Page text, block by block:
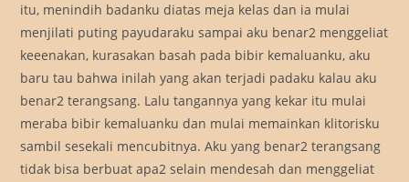
itu, menindih badanku diatas meja kelas dan ia mulai
menjilati puting payudaraku sampai aku benar2 menggeliat
keeenakan, kurasakan basah pada bibir kemaluanku, aku
baru tau bahwa inilah yang akan terjadi padaku kalau aku
benar2 terangsang. Lalu tangannya yang kekar itu mulai
meraba bibir kemaluanku dan mulai memainkan klitorisku
sambil sesekali mencubitnya. Aku yang benar2 terangsang
tidak bisa berbuat apa2 selain mendesah dan menggeliat